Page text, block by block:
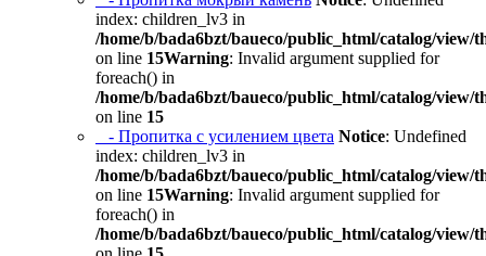
index: children_lv3 in
/home/b/bada6bzt/baueco/public_html/catalog/view/
on line 15Warning: Invalid argument supplied for
foreach() in
/home/b/bada6bzt/baueco/public_html/catalog/view/
on line 15
- Пропитка с усилением цвета Notice: Undefined
index: children_lv3 in
/home/b/bada6bzt/baueco/public_html/catalog/view/
on line 15Warning: Invalid argument supplied for
foreach() in
/home/b/bada6bzt/baueco/public_html/catalog/view/